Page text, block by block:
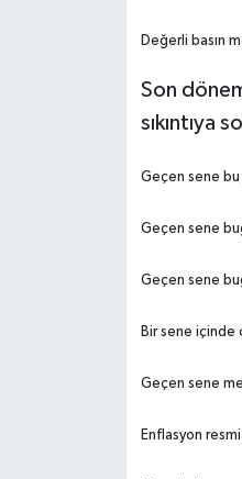
Değerli basın
Son
sıkıntıya
Geçen sene bu
Geçen sene
Geçen sene
Bir sene içinde
Geçen sene
Enflasyon